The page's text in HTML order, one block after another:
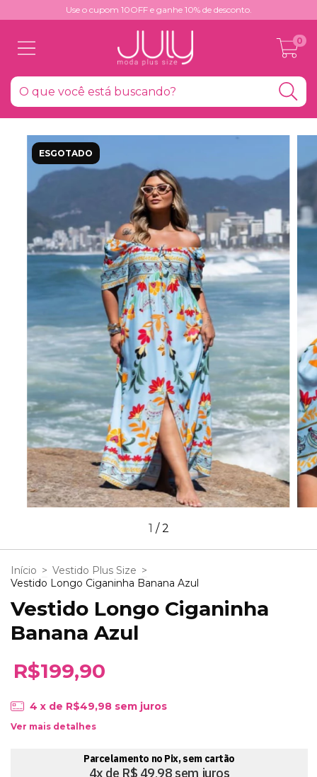
Use o cupom 10OFF e ganhe 10% de desconto.
0
ESGOTADO
1 /2
Início > Vestido Plus Size >
Vestido Longo Ciganinha Banana Azul
Vestido Longo Ciganinha
Banana Azul
R$199,90
4 x de R$49,98 sem juros
Ver mais detalhes